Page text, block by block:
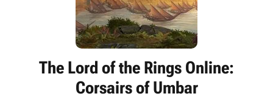
The Lord of the Rings Online:
Corsairs of Umbar